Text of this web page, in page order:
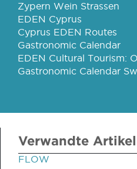
Zypern Wein Strassen
EDEN Cyprus
Cyprus EDEN Routes
Gastronomic Calendar
EDEN Cultural Tourism:
Gastronomic Calendar
Verwandte Artikel
FLOW